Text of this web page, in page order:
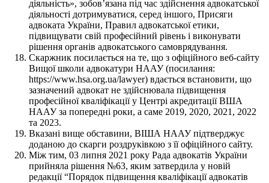
діяльність», зобов’язана під час здійснення адвокатської
діяльності дотримуватися, серед іншого, Присяги
адвоката України, Правил адвокатської етики,
підвищувати свій професійний рівень і виконувати
рішення органів адвокатського самоврядування.
Скаржник посилається на те, що з офіційного веб-сайту
Вищої школи адвокатури НААУ (посилання:
https://www.hsa.org.ua/lawyer) вдається встановити, що
зазначений адвокат не здійснювала підвищення
професійної кваліфікації у Центрі акредитації ВША
НААУ за попередні роки, а саме 2019, 2020, 2021, 2022
та 2023.
Вказані вище обставини, ВІША НААУ підтверджує
доданою до скарги роздруківкою з її офіційного сайту.
Між тим, 03 липня 2021 року Рада адвокатів України
прийняла рішення №63, яким затвердила у новій
редакції “Порядок підвищення кваліфікації адвокатів